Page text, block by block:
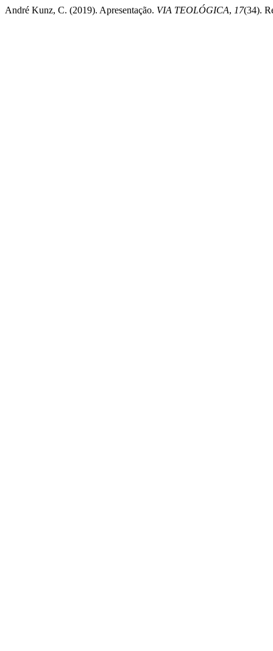
André Kunz, C. (2019). Apresentação. VIA TEOLÓGICA, 17(34).